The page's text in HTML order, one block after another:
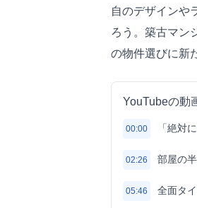
自のデザインや
ろう。築古マン
の物件選びに新
YouTubeの動
00:00 「絶対
02:26 部屋の
05:46 全面タ